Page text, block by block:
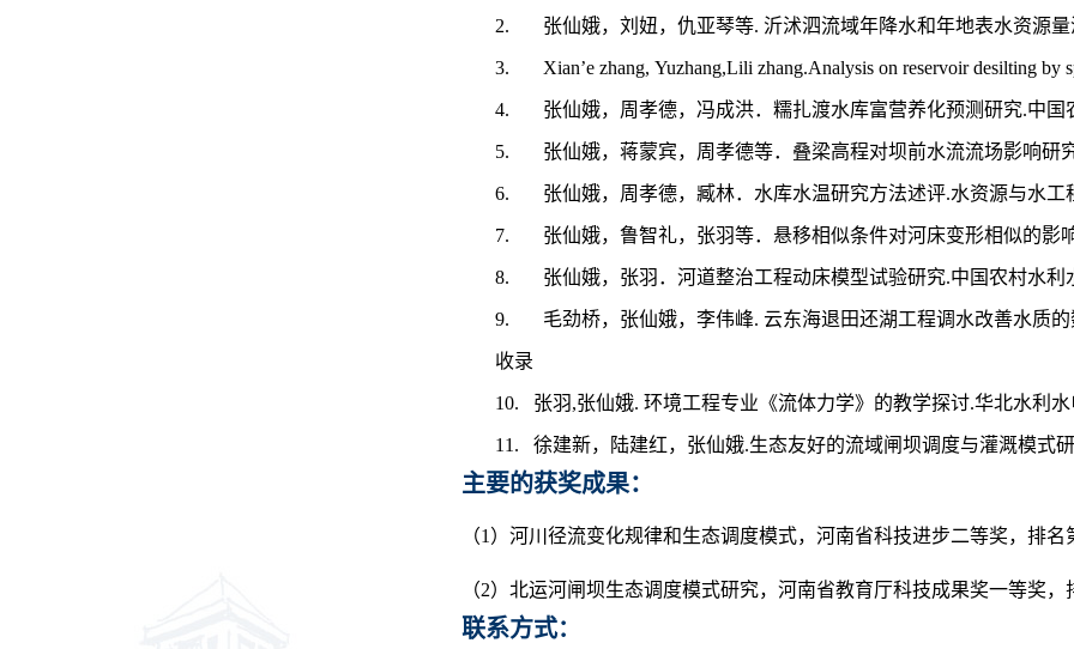
2. 张仙娥，刘妞，仇亚琴等. 沂沭泗流域年降水和年地表水资源
3. Xian’e zhang, Yuzhang,Lili zhang.Analysis on reservoir desilting
4. 张仙娥，周孝德，冯成洪．糯扎渡水库富营养化预测研究.中国
5. 张仙娥，蒋蒙宾，周孝德等．叠梁高程对坝前水流流场影响研
6. 张仙娥，周孝德，臧林．水库水温研究方法述评.水资源与水工
7. 张仙娥，鲁智礼，张羽等．悬移相似条件对河床变形相似的影
8. 张仙娥，张羽．河道整治工程动床模型试验研究.中国农村水利
9. 毛劲桥，张仙娥，李伟峰. 云东海退田还湖工程调水改善水质
收录
10. 张羽,张仙娥. 环境工程专业《流体力学》的教学探讨.华北水利
11. 徐建新，陆建红，张仙娥.生态友好的流域闸坝调度与灌溉模式
主要的获奖成果：
（1） 河川径流变化规律和生态调度模式，河南省科技进步二等奖，排名
（2） 北运河闸坝生态调度模式研究，河南省教育厅科技成果奖一等奖，
联系方式：